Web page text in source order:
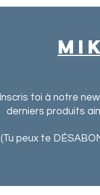
Inscris toi à notre
derniers produits
(Tu peux te